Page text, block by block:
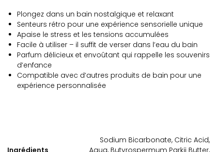
Plongez dans un bain nostalgique et relaxant
Senteurs rétro pour une expérience sensorielle unique
Apaise le stress et les tensions accumulées
Facile à utiliser – il suffit de verser dans l’eau du bain
Parfum délicieux et envoûtant qui rappelle les souvenirs
d’enfance
Compatible avec d’autres produits de bain pour une
expérience personnalisée
Sodium Bicarbonate, Citric Acid,